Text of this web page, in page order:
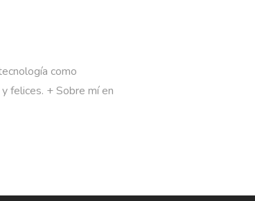
como
felices. + Sobre mí en